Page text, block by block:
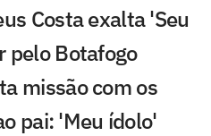
Costa exalta 'Seu
pelo Botafogo
missão com os
pai: 'Meu ídolo'